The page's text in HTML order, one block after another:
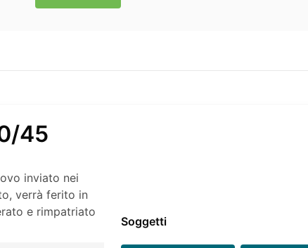
45
inviato nei
verrà ferito in
e rimpatriato
Soggetti